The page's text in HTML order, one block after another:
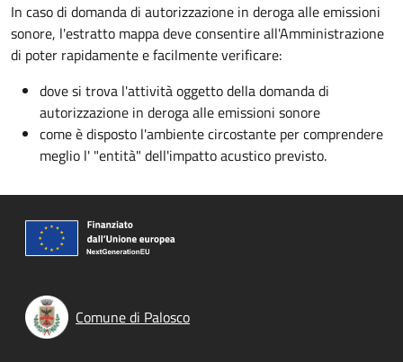
In caso di domanda di autorizzazione in deroga alle emissioni
sonore, l'estratto mappa deve consentire all'Amministrazione
di poter rapidamente e facilmente verificare:
dove si trova l'attività oggetto della domanda di
autorizzazione in deroga alle emissioni sonore
come è disposto l'ambiente circostante per comprendere
meglio l' "entità" dell'impatto acustico previsto.
Comune di Palosco